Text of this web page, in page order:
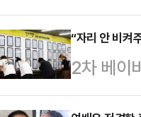
나의 과
에 따르
스타디움
착용했다
“자리 안 비켜
2차 베이
에 진입